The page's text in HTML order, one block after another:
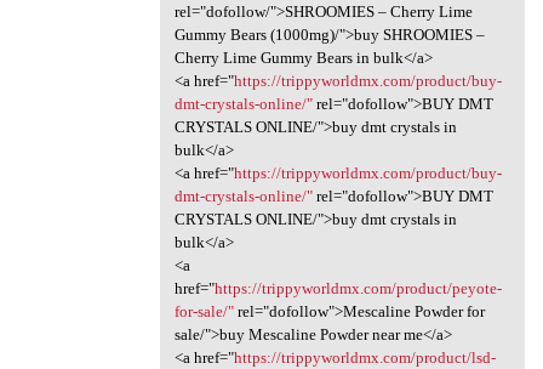
rel="dofollow/">SHROOMIES – Cherry Lime
Gummy Bears (1000mg)/">buy SHROOMIES –
Cherry Lime Gummy Bears in bulk</a>
<a href="https://trippyworldmx.com/product/buy-
dmt-crystals-online/"rel="dofollow">BUY DMT
CRYSTALS ONLINE/">buy dmt crystals in
bulk</a>
<a href="https://trippyworldmx.com/product/buy-
dmt-crystals-online/"rel="dofollow">BUY DMT
CRYSTALS ONLINE/">buy dmt crystals in
bulk</a>
<a
href="https://trippyworldmx.com/product/peyote-
for-sale/"rel="dofollow">Mescaline Powder for
sale/">buy Mescaline Powder near me</a>
<a href="https://trippyworldmx.com/product/lsd-